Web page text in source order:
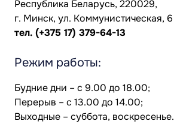
Республика Беларусь, 220029,
г. Минск, ул. Коммунистическая, 6
тел. (+375 17) 379-64-13
Режим работы:
Будние дни – с 9.00 до 18.00;
Перерыв – с 13.00 до 14.00;
Выходные – суббота, воскресенье.